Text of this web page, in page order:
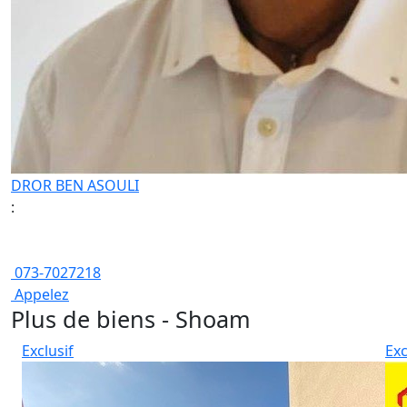
DROR BEN ASOULI
:
073-7027218
Appelez
Plus de biens - Shoam
Exclusif